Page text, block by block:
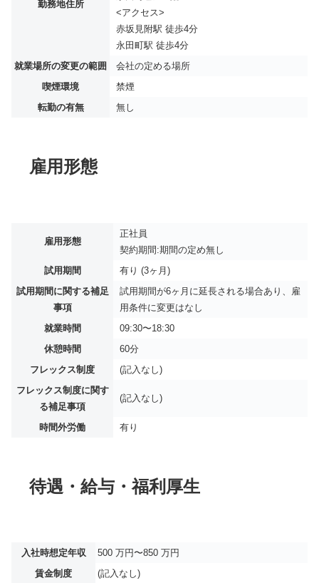
勤務地住所
<アクセス>
赤坂見附駅 徒歩4分
永田町駅 徒歩4分
就業場所の変更の範囲
会社の定める場所
喫煙環境
禁煙
転勤の有無
無し
雇用形態
雇用形態
正社員
契約期間:期間の定め無し
試用期間
有り (3ヶ月)
試用期間に関する補足
事項
試用期間が6ヶ月に延長される場合あり、雇
用条件に変更はなし
就業時間
09:30〜18:30
休憩時間
60分
フレックス制度
(記入なし)
フレックス制度に関す
る補足事項
(記入なし)
時間外労働 有り
待遇・給与・福利厚生
入社時想定年収
500 万円〜850 万円
賃金制度
(記入なし)